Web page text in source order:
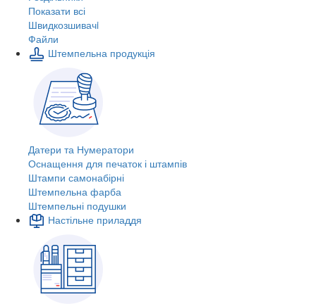
Показати всі
Швидкозшивачi
Файли
Штемпельна продукція
Датери та Нумератори
Оснащення для печаток і штампів
Штампи самонабірні
Штемпельна фарба
Штемпельні подушки
Настільне приладдя